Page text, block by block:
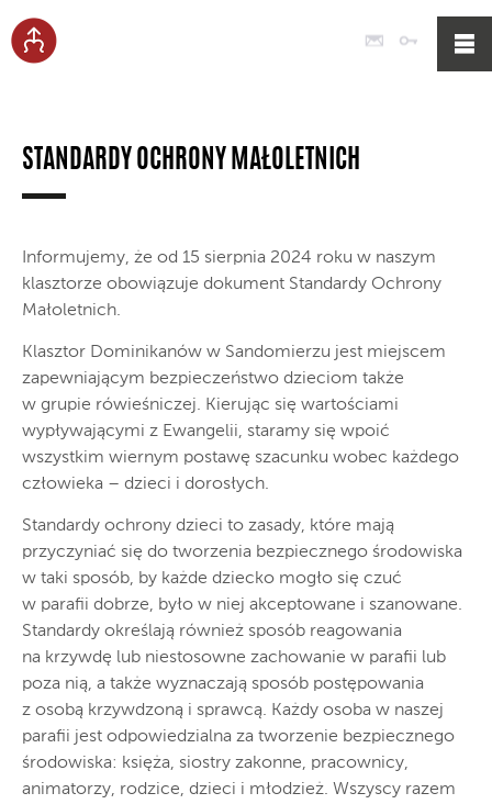
Poczta
STANDARDY OCHRONY MAŁOLETNICH
Informujemy, że od 15 sierpnia 2024 roku w naszym
klasztorze obowiązuje dokument Standardy Ochrony
Małoletnich.
Klasztor Dominikanów w Sandomierzu jest miejscem
zapewniającym bezpieczeństwo dzieciom także
w grupie rówieśniczej. Kierując się wartościami
wypływającymi z Ewangelii, staramy się wpoić
wszystkim wiernym postawę szacunku wobec każdego
człowieka – dzieci i dorosłych.
Standardy ochrony dzieci to zasady, które mają
przyczyniać się do tworzenia bezpiecznego środowiska
w taki sposób, by każde dziecko mogło się czuć
w parafii dobrze, było w niej akceptowane i szanowane.
Standardy określają również sposób reagowania
na krzywdę lub niestosowne zachowanie w parafii lub
poza nią, a także wyznaczają sposób postępowania
z osobą krzywdzoną i sprawcą. Każdy osoba w naszej
parafii jest odpowiedzialna za tworzenie bezpiecznego
środowiska: księża, siostry zakonne, pracownicy,
animatorzy, rodzice, dzieci i młodzież. Wszyscy razem